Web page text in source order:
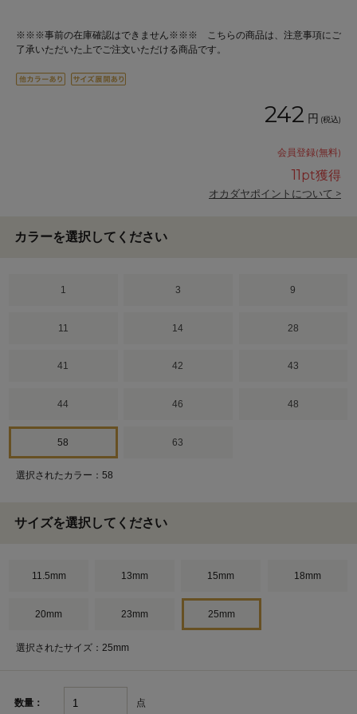
※※※事前の在庫確認はできません※※※ こちらの商品は、注意事項にご
了承いただいた上でご注文いただける商品です。
242 円 (税込)
会員登録(無料)
11pt獲得
オカダヤポイントについて >
カラーを選択してください
1 3 9
11 14 28
41 42 43
44 46 48
58 63
選択されたカラー：58
サイズを選択してください
11.5mm 13mm 15mm 18mm
20mm 23mm 25mm
選択されたサイズ：25mm
数量： 点